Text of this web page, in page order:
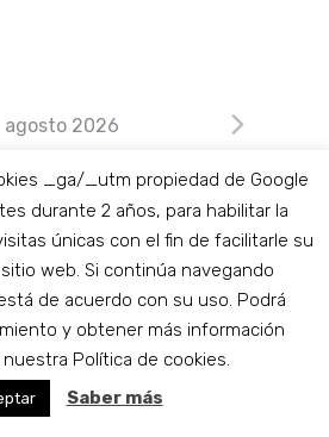
agosto 2026
J V S
D
2
e
v
e
n
30 2
e
v
e
n
31
0
e
v
e
n
1
0
e
v
e
2
2
e
v
e
5
3
e
6
1
e
7
1
e
8
0
e
9
3
e
13 1
e
14 1
e
15 0
16
20 3
21 1
22
_ga/_utm propiedad de Google
durante 2 años, para habilitar la
únicas con el fin de facilitarle su
web. Si continúa navegando
de acuerdo con su uso. Podrá
y obtener más información
Política de cookies.
Saber más